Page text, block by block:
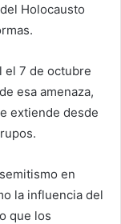
Holocausto
el 7 de octubre
esa amenaza,
extiende desde
en
la influencia del
que los